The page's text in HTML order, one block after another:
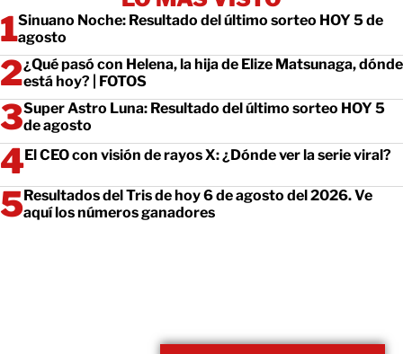
Sinuano Noche: Resultado del último sorteo HOY 5 de
agosto
¿Qué pasó con Helena, la hija de Elize Matsunaga, dónde
está hoy? | FOTOS
Super Astro Luna: Resultado del último sorteo HOY 5
de agosto
El CEO con visión de rayos X: ¿Dónde ver la serie viral?
Resultados del Tris de hoy 6 de agosto del 2026. Ve
aquí los números ganadores